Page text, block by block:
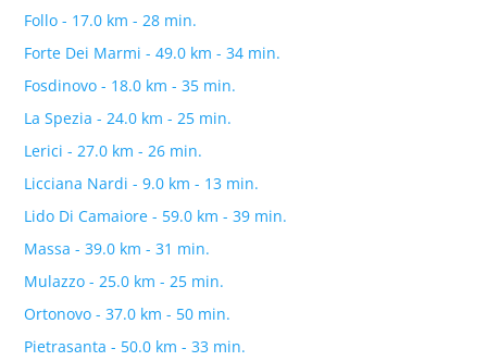
Follo - 17.0 km - 28 min.
Forte Dei Marmi - 49.0 km - 34 min.
Fosdinovo - 18.0 km - 35 min.
La Spezia - 24.0 km - 25 min.
Lerici - 27.0 km - 26 min.
Licciana Nardi - 9.0 km - 13 min.
Lido Di Camaiore - 59.0 km - 39 min.
Massa - 39.0 km - 31 min.
Mulazzo - 25.0 km - 25 min.
Ortonovo - 37.0 km - 50 min.
Pietrasanta - 50.0 km - 33 min.